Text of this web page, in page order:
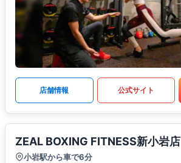
店舗情報 公式サイト
ZEAL BOXING FITNESS新小岩店
小岩駅から車で6分